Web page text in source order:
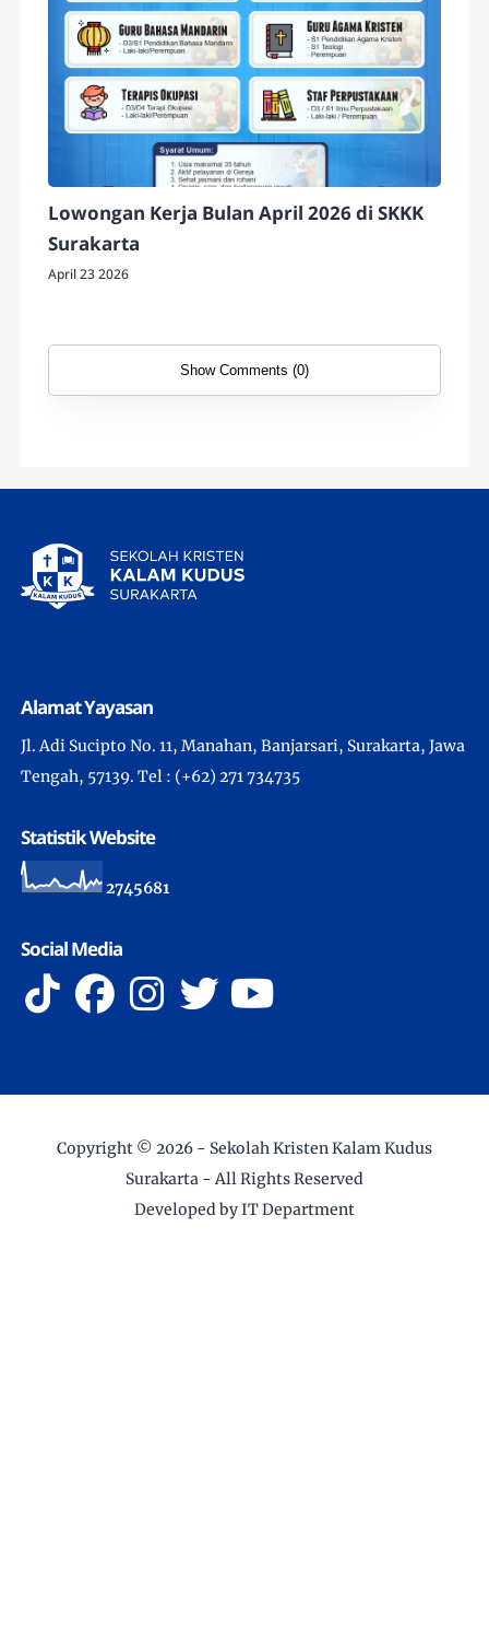
Lowongan Kerja Bulan April 2026 di SKKK
Surakarta
April 23 2026
Show Comments (0)
Alamat Yayasan
Jl. Adi Sucipto No. 11, Manahan, Banjarsari, Surakarta, Jawa
Tengah, 57139. Tel : (+62) 271 734735
Statistik Website
2745681
Social Media
Copyright © 2026 - Sekolah Kristen Kalam Kudus
Surakarta - All Rights Reserved
Developed by IT Department